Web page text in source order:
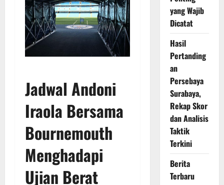
Jadwal Andoni
Iraola Bersama
Bournemouth
Menghadapi
Ujian Berat
yang Wajib
Dicatat
Hasil
Pertanding
an
Persebaya
Surabaya,
Rekap Skor
dan Analisis
Taktik
Terkini
Berita
Terbaru